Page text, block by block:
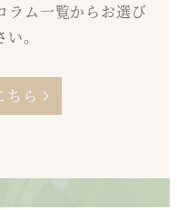
ラム一覧からお選び
。
ちら